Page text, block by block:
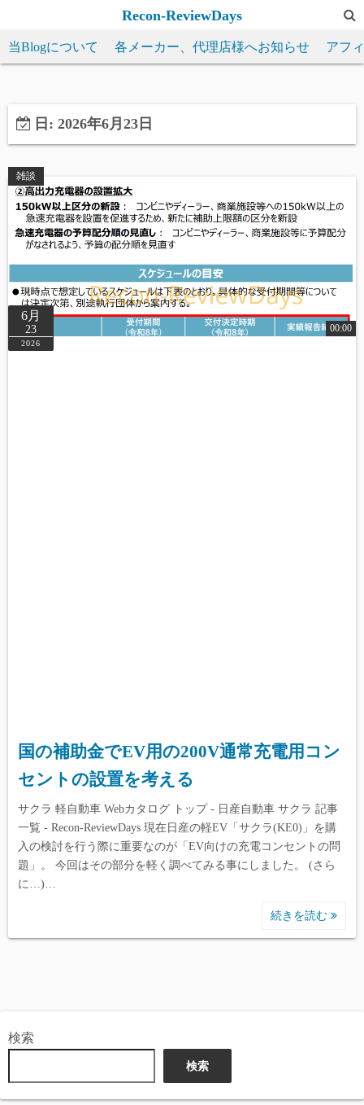
テ
ッ
Recon-ReviewDays
当Blogについて 各メーカー、代理店様へお知らせ アフ
日: 2026年6月23日
雑談
6月
23
2026
00:00
国の補助金でEV用の200V通常充電用コン
セントの設置を考える
サクラ 軽自動車 Webカタログ トップ - 日産自動車 サクラ 記事
一覧 - Recon-ReviewDays 現在日産の軽EV「サクラ(KE0)」を購
入の検討を行う際に重要なのが「EV向けの充電コンセントの問
題」。 今回はその部分を軽く調べてみる事にしました。 (さら
に…)…
続きを読む
検索
検索